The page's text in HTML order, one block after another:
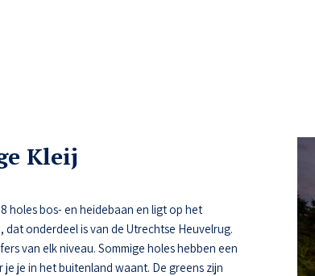
Kleij
holes bos- en heidebaan en ligt op het
onderdeel is van de Utrechtse Heuvelrug.
van elk niveau. Sommige holes hebben een
je in het buitenland waant. De greens zijn